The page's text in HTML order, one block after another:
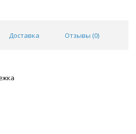
Доставка Отзывы (0)